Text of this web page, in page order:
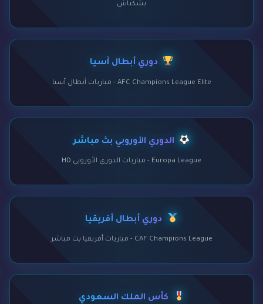
بشكتاش
دوري أبطال آسيا
AFC Champions League Elite - مباريات أبطال آسيا
الدوري الأوروبي بث مباشر
Europa League - مباريات الدوري الأوروبي HD
دوري أبطال أفريقيا
CAF Champions League - مباريات أفريقيا بث مباشر
كأس الملك السعودي